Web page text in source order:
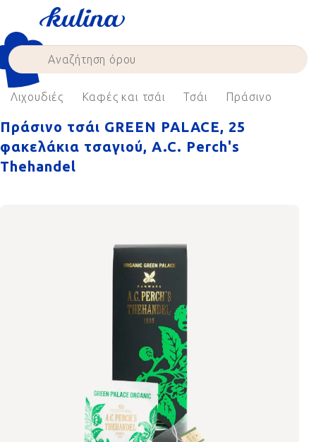
content
Λιχουδιές Καφές και τσάι Τσάι Πράσινο
Πράσινο τσάι GREEN PALACE, 25
φακελάκια τσαγιού, A.C. Perch's
Thehandel